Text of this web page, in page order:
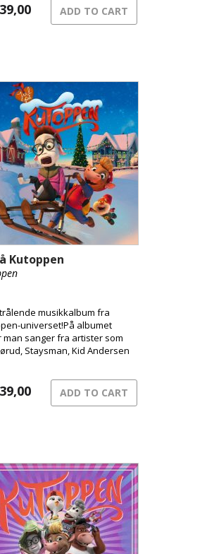
av lydbok og musikk.
ADD TO CART
Kutoppen
musikkalbum fra
universet!På albumet
man sanger fra artister som
Staysman, Kid Andersen
ADD TO CART